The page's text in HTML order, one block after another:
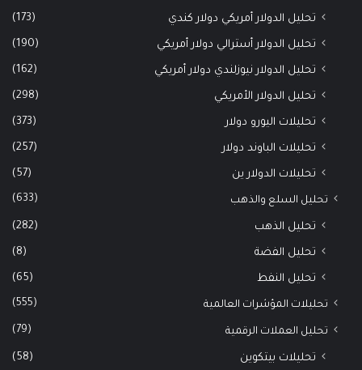
تحليل الدولار أمريكي دولار كندي (173)
تحليل الدولار أسترالي دولار أمريكي (190)
تحليل الدولار نيوزلندي دولار أمريكي (162)
تحليل الدولار الأمريكي (298)
تحليلات اليورو دولار (373)
تحليلات الباوند دولار (257)
تحليلات الدولار ين (57)
تحليل السلع والذهب (633)
تحليل الذهب (282)
تحليل الفضة (8)
تحليل النفط (65)
تحليلات المؤشرات العالمية (555)
تحليل العملات الرقمية (79)
تحليلات بيتكوين (58)